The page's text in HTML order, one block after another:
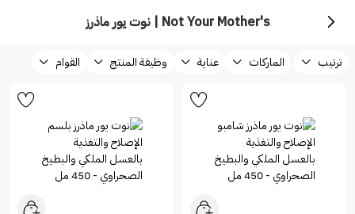
Not Your Mother's | نوت يور ماذرز
ترتيب الماركات عناية وظيفة المنتج القوام